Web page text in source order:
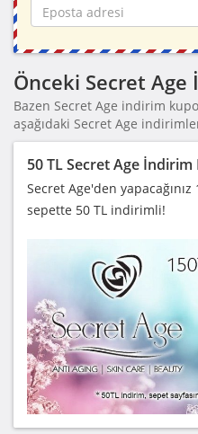
Önceki Secret Age
Bazen Secret Age indirim
aşağıdaki Secret Age
50 TL Secret Age İndirim
Secret Age'den
sepette 50 TL indirimli!